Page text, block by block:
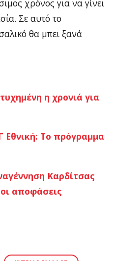
χρόνος για να γίνει
Σε αυτό το
θα μπει ξανά
η χρονιά για
Το πρόγραμμα
Καρδίτσας
αποφάσεις